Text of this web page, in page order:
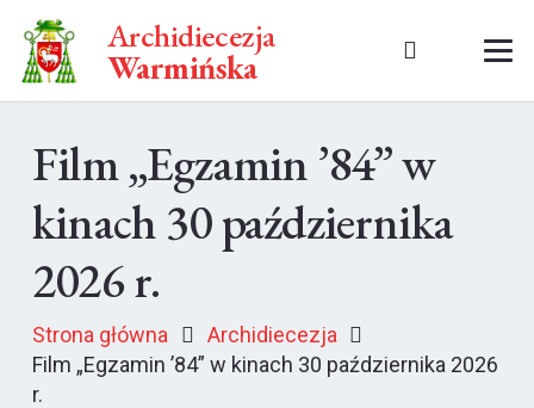
Archidiecezja
Warmińska
Film „Egzamin ’84” w
kinach 30 października
2026 r.
Strona główna
Archidiecezja
Film „Egzamin ’84” w kinach 30 października 2026
r.